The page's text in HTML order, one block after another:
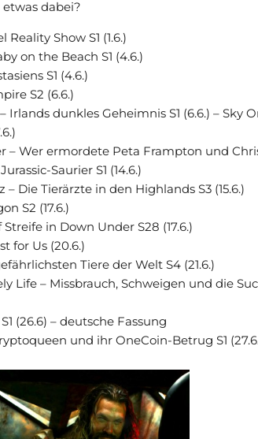
dabei?
Show S1 (1.6.)
on the Beach S1 (4.6.)
S1 (4.6.)
S2 (6.6.)
Irlands dunkles Geheimnis S1 (6.6.) – Sky
– Wer ermordete Peta Frampton und Chris
Saurier S1 (14.6.)
Die Tierärzte in den Highlands S3 (15.6.)
S2 (17.6.)
in Down Under S28 (17.6.)
for Us (20.6.)
Tiere der Welt S4 (21.6.)
Life – Missbrauch, Schweigen und die
(26.6) – deutsche Fassung
und ihr OneCoin-Betrug S1